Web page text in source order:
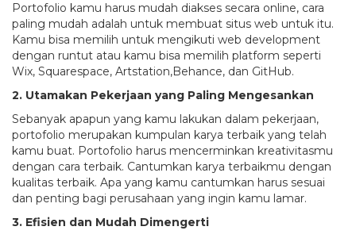
Portofolio kamu harus mudah diakses secara online, cara
paling mudah adalah untuk membuat situs web untuk itu.
Kamu bisa memilih untuk mengikuti web development
dengan runtut atau kamu bisa memilih platform seperti
Wix, Squarespace, Artstation,Behance, dan GitHub.
2. Utamakan Pekerjaan yang Paling Mengesankan
Sebanyak apapun yang kamu lakukan dalam pekerjaan,
portofolio merupakan kumpulan karya terbaik yang telah
kamu buat. Portofolio harus mencerminkan kreativitasmu
dengan cara terbaik. Cantumkan karya terbaikmu dengan
kualitas terbaik. Apa yang kamu cantumkan harus sesuai
dan penting bagi perusahaan yang ingin kamu lamar.
3. Efisien dan Mudah Dimengerti